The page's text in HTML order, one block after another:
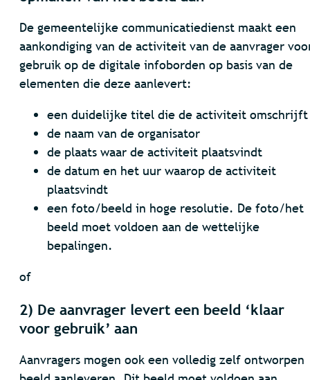
De gemeentelijke communicatiedienst maakt een
aankondiging van de activiteit van de aanvrager
gebruik op de digitale infoborden op basis van de
elementen die deze aanlevert:
een duidelijke titel die de activiteit omschrijft
de naam van de organisator
de plaats waar de activiteit plaatsvindt
de datum en het uur waarop de activiteit
plaatsvindt
een foto/beeld in hoge resolutie. De foto/het
beeld moet voldoen aan de wettelijke
bepalingen.
of
2) De aanvrager levert een beeld ‘klaar
voor gebruik’ aan
Aanvragers mogen ook een volledig zelf ontworpen